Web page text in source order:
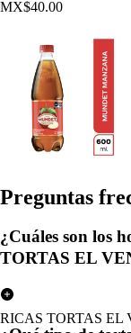
MX$40.00
Preguntas
¿Cuáles son los
TORTAS EL
RICAS TORTAS EL